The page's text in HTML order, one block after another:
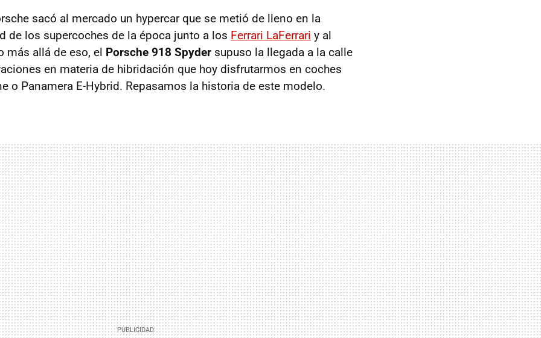
sacó al mercado un hypercar que se metió de lleno en la
de los supercoches de la época junto a los Ferrari LaFerrari y al
más allá de eso, el Porsche 918 Spyder supuso la llegada a la calle
en materia de hibridación que hoy disfrutarmos en coches
o Panamera E-Hybrid. Repasamos la historia de este modelo.